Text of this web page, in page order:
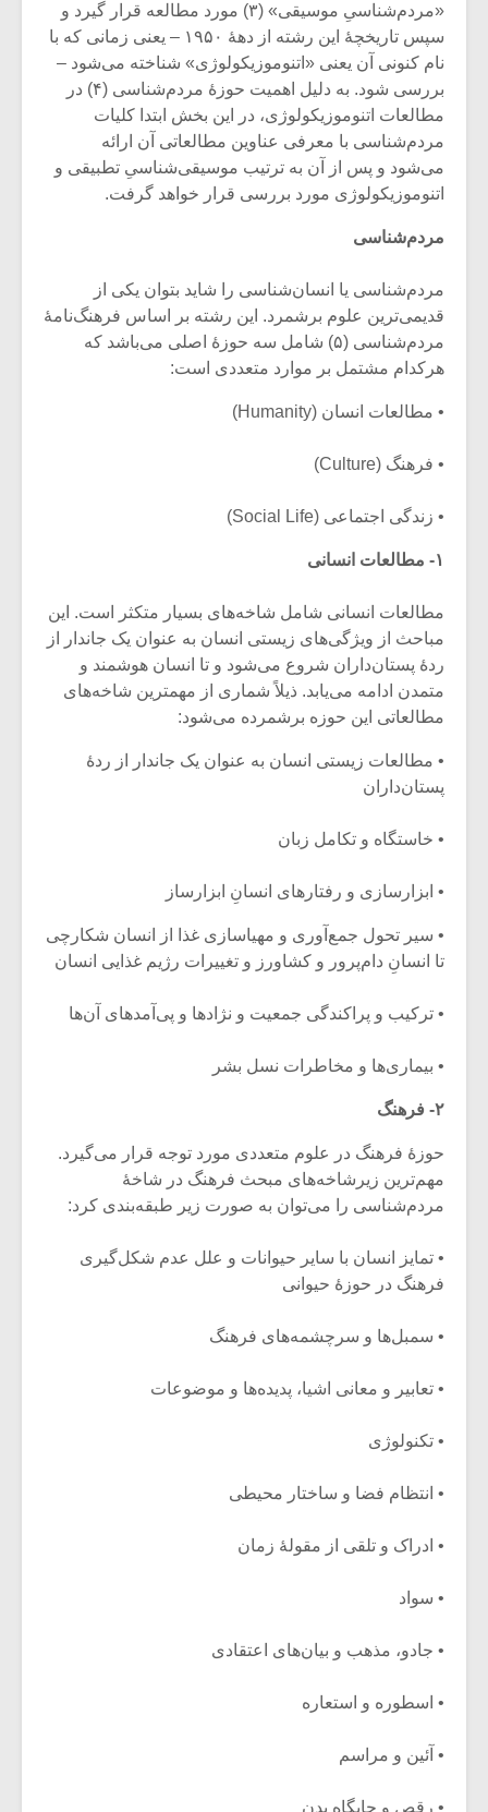
«مردم‌شناسیِ موسیقی» (۳) مورد مطالعه قرار گیرد و
سپس تاریخچۀ این رشته از دهۀ ۱۹۵۰ – یعنی زمانی که با
نام کنونی آن یعنی «اتنوموزیکولوژی» شناخته می‌شود –
بررسی شود. به دلیل اهمیت حوزۀ مردم‌شناسی (۴) در
مطالعات اتنوموزیکولوژی، در این بخش ابتدا کلیات
مردم‌شناسی با معرفی عناوین مطالعاتی آن ارائه
می‌شود و پس از آن به ترتیب موسیقی‌شناسیِ تطبیقی و
اتنوموزیکولوژی مورد بررسی قرار خواهد گرفت.
مردم‌شناسی
مردم‌شناسی یا انسان‌شناسی را شاید بتوان یکی از
قدیمی‌ترین علوم برشمرد. این رشته بر اساس فرهنگ‌نامۀ
مردم‌شناسی (۵) شامل سه حوزۀ اصلی می‌باشد که
هرکدام مشتمل بر موارد متعددی است:
• مطالعات انسان (Humanity)
• فرهنگ (Culture)
• زندگی اجتماعی (Social Life)
۱- مطالعات انسانی
مطالعات انسانی شامل شاخه‌های بسیار متکثر است. این
مباحث از ویژگی‌های زیستی انسان به عنوان یک جاندار از
ردۀ پستان‌داران شروع می‌شود و تا انسان هوشمند و
متمدن ادامه می‌یابد. ذیلاً شماری از مهمترین شاخه‌های
مطالعاتی این حوزه برشمرده می‌شود:
• مطالعات زیستی انسان به عنوان یک جاندار از ردۀ
پستان‌داران
• خاستگاه و تکامل زبان
• ابزارسازی و رفتارهای انسانِ ابزارساز
• سیر تحول جمع‌آوری و مهیاسازی غذا از انسان شکارچی
تا انسانِ دام‌پرور و کشاورز و تغییرات رژیم غذایی انسان
• ترکیب و پراکندگی جمعیت و نژادها و پی‌آمدهای آن‌ها
• بیماری‌ها و مخاطرات نسل بشر
۲- فرهنگ
حوزۀ فرهنگ در علوم متعددی مورد توجه قرار می‌گیرد.
مهم‌ترین زیرشاخه‌های مبحث فرهنگ در شاخۀ
مردم‌شناسی را می‌توان به صورت زیر طبقه‌بندی کرد:
• تمایز انسان با سایر حیوانات و علل عدم شکل‌گیری
فرهنگ در حوزۀ حیوانی
• سمبل‌ها و سرچشمه‌های فرهنگ
• تعابیر و معانی اشیا، پدیده‌ها و موضوعات
• تکنولوژی
• انتظام فضا و ساختار محیطی
• ادراک و تلقی از مقولۀ زمان
• سواد
• جادو، مذهب و بیان‌های اعتقادی
• اسطوره و استعاره
• آئین و مراسم
• رقص و جایگاه بدن
میکلوش روژا
یادداشتی بر موسیقی
متن فیلم «متری
شیش و نیم»
اگر نمی توانی
بدنام ترین باش
دوره
موسیقی